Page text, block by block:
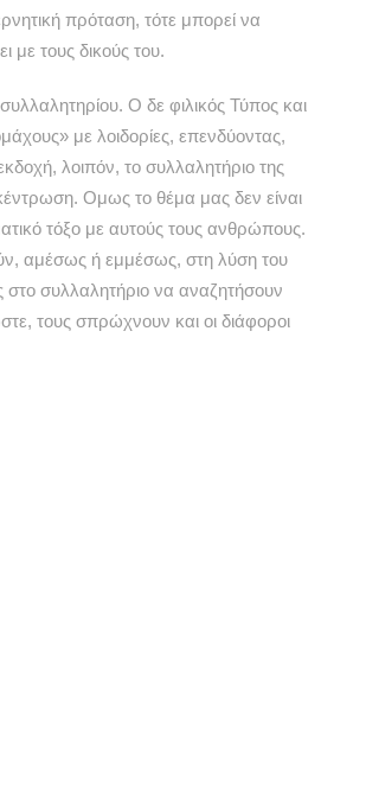
πρόταση, τότε μπορεί να
με τους δικούς του.
Ο δε φιλικός Τύπος και
με λοιδορίες, επενδύοντας,
λοιπόν, το συλλαλητήριο της
Ομως το θέμα μας δεν είναι
τόξο με αυτούς τους ανθρώπους.
αμέσως ή εμμέσως, στη λύση του
στο συλλαλητήριο να αναζητήσουν
τους σπρώχνουν και οι διάφοροι